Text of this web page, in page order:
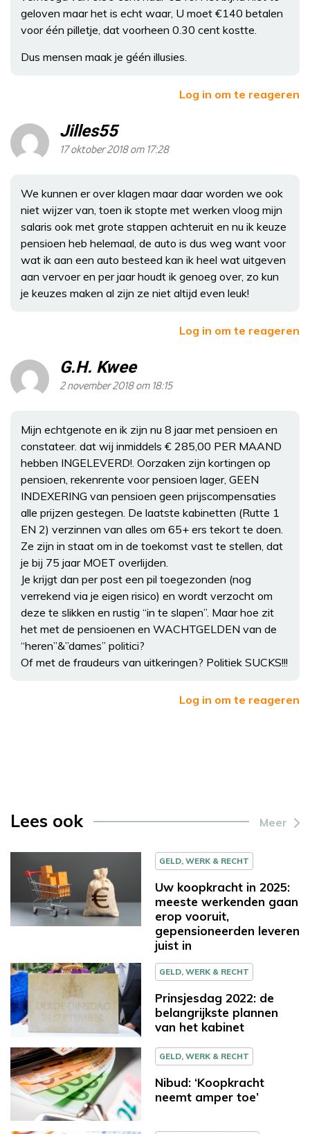
geloven maar het is echt waar, U moet €140 betalen
voor één pilletje, dat voorheen 0.30 cent kostte.
Dus mensen maak je géén illusies.
Log in om te reageren
Jilles55
17 oktober 2018 om 17:28
We kunnen er over klagen maar daar worden we ook
niet wijzer van, toen ik stopte met werken vloog mijn
salaris ook met grote stappen achteruit en nu ik keuze
pensioen heb helemaal, de auto is dus weg want voor
wat ik aan een auto besteed kan ik heel wat uitgeven
aan vervoer en per jaar houdt ik genoeg over, zo kun
je keuzes maken al zijn ze niet altijd even leuk!
Log in om te reageren
G.H. Kwee
2 november 2018 om 18:15
Mijn echtgenote en ik zijn nu 8 jaar met pensioen en
constateer. dat wij inmiddels € 285,00 PER MAAND
hebben INGELEVERD!. Oorzaken zijn kortingen op
pensioen, rekenrente voor pensioen lager, GEEN
INDEXERING van pensioen geen prijscompensaties
alle prijzen gestegen. De laatste kabinetten (Rutte 1
EN 2) verzinnen van alles om 65+ ers tekort te doen.
Ze zijn in staat om in de toekomst vast te stellen, dat
je bij 75 jaar MOET overlijden.
Je krijgt dan per post een pil toegezonden (nog
verrekend via je eigen risico) en wordt verzocht om
deze te slikken en rustig “in te slapen”. Maar hoe zit
het met de pensioenen en WACHTGELDEN van de
“heren”&”dames” politici?
Of met de fraudeurs van uitkeringen? Politiek SUCKS!!!
Log in om te reageren
Lees ook Meer
GELD, WERK & RECHT
Uw koopkracht in 2025:
meeste werkenden gaan
erop vooruit,
gepensioneerden leveren
juist in
GELD, WERK & RECHT
Prinsjesdag 2022: de
belangrijkste plannen
van het kabinet
GELD, WERK & RECHT
Nibud: ‘Koopkracht
neemt amper toe’